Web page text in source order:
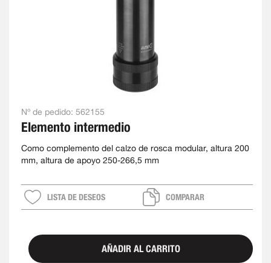
Nº de pedido: 562155
Elemento intermedio
Como complemento del calzo de rosca modular, altura 200
mm, altura de apoyo 250-266,5 mm
LISTA DE DESEOS COMPARAR
AÑADIR AL CARRITO